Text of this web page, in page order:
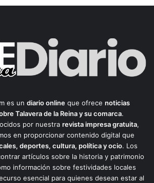
es un diario online que ofrece noticias
Talavera de la Reina y su comarca.
por nuestra revista impresa gratuita,
en proporcionar contenido digital que
deportes, cultura, política y ocio. Los
artículos sobre la historia y patrimonio
información sobre festividades locales
esencial para quienes desean estar al